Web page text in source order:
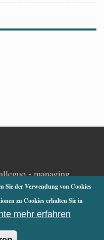
- managing
| Basel
Sie der Verwendung von Cookies
zu Cookies erhalten Sie in
mehr erfahren